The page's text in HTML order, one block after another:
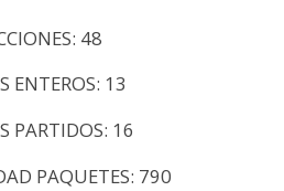
48
ENTEROS: 13
PARTIDOS: 16
PAQUETES: 790